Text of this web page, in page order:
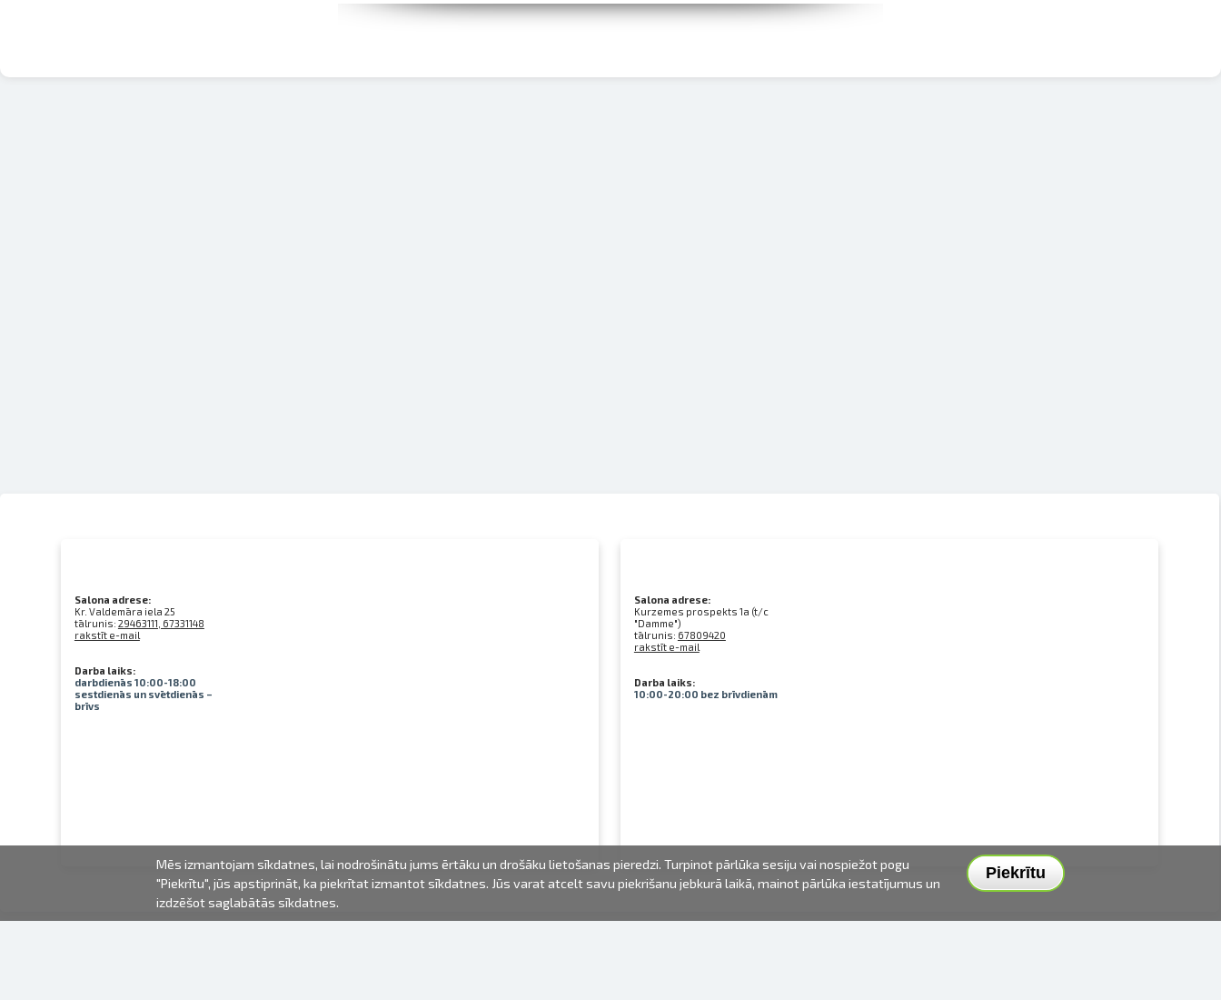
Salona adrese:
Kr. Valdemāra iela 25
tālrunis: 29463111, 67331148
rakstīt e-mail
Darba laiks:
darbdienās 10:00-18:00
sestdienās un svētdienās –
brīvs
Salona adrese:
Kurzemes prospekts 1a (t/c
"Damme")
tālrunis: 67809420
rakstīt e-mail
Darba laiks:
10:00-20:00 bez brīvdienām
Piekrītu
Mēs izmantojam sīkdatnes, lai nodrošinātu jums ērtāku un drošāku lietošanas pieredzi. Turpinot pārlūka sesiju vai nospiežot pogu
"Piekrītu", jūs apstiprināt, ka piekrītat izmantot sīkdatnes. Jūs varat atcelt savu piekrišanu jebkurā laikā, mainot pārlūka iestatījumus un
izdzēšot saglabātās sīkdatnes.